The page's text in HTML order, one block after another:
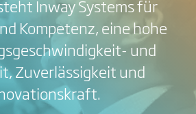
Inway Systems für
Kompetenz, eine hohe
und
Zuverlässigkeit und